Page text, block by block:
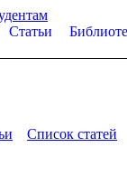
Статьи
Список статей